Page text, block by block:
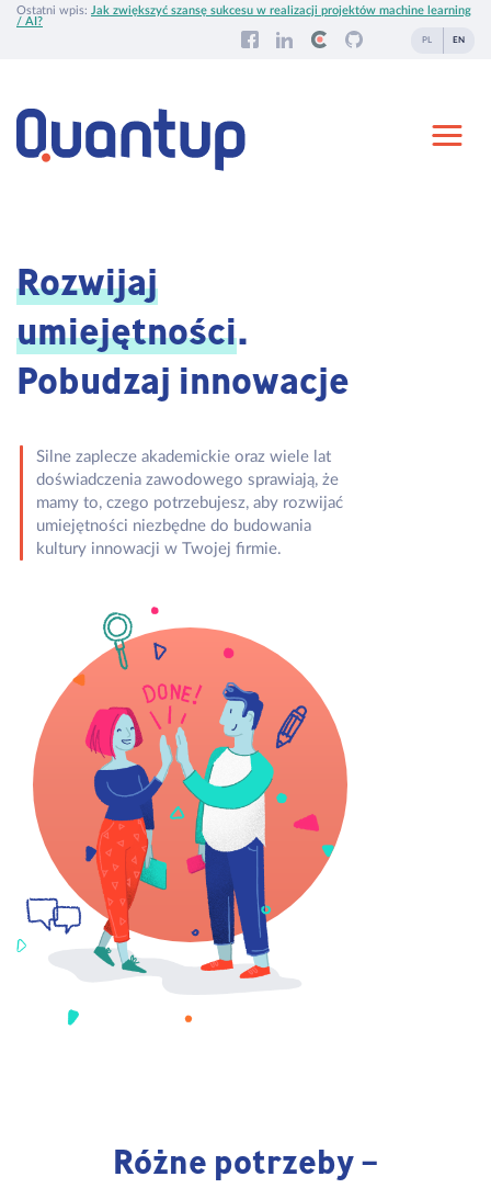
Ostatni wpis: Jak zwiększyć szansę sukcesu w realizacji projektów machine learning
/ AI?
PL EN
Rozwijaj
umiejętności.
Pobudzaj innowacje
Silne zaplecze akademickie oraz wiele lat
doświadczenia zawodowego sprawiają, że
mamy to, czego potrzebujesz, aby rozwijać
umiejętności niezbędne do budowania
kultury innowacji w Twojej firmie.
Różne potrzeby –